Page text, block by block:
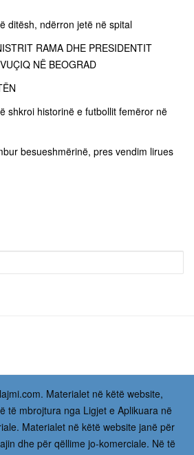
ditësh, ndërron jetë në spital
RAMA DHE PRESIDENTIT
NË BEOGRAD
shkroi historinë e futbollit femëror në
besueshmërinë, pres vendim lirues
Materialet në këtë website,
të mbrojtura nga Ligjet e Aplikuara në
Materialet në këtë website janë për
dhe për qëllime jo-komerciale. Në të